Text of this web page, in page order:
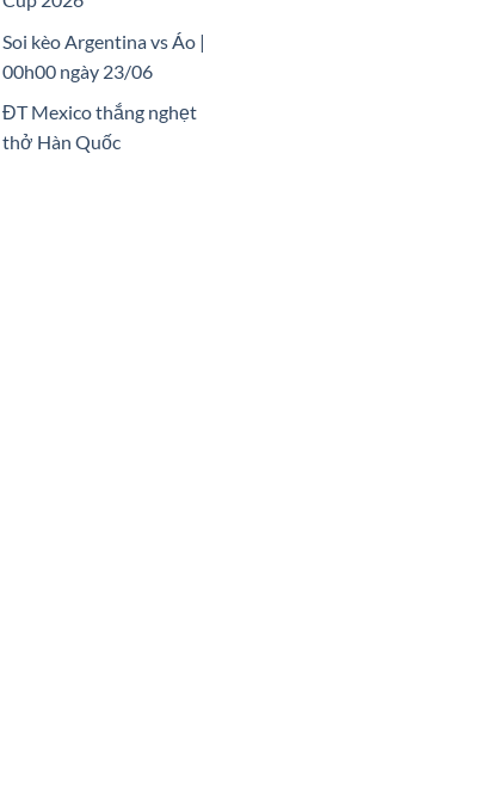
Soi kèo Argentina vs Áo |
00h00 ngày 23/06
ĐT Mexico thắng nghẹt
thở Hàn Quốc